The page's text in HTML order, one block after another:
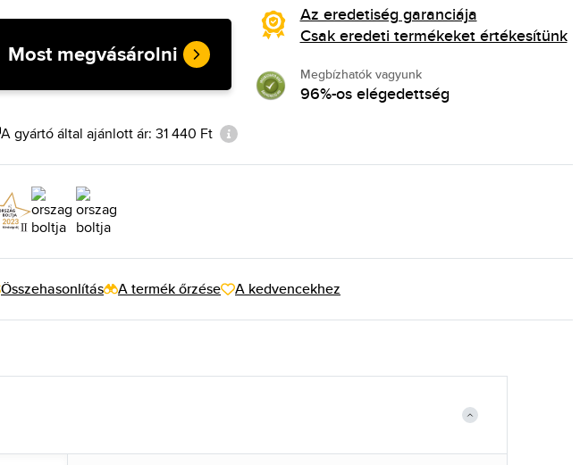
Most megvásárolni
Az eredetiség garanciája
Csak eredeti termékeket értékesítünk
Megbízhatók vagyunk
96%-os elégedettség
A gyártó által ajánlott ár: 31 440 Ft
Összehasonlítás A termék őrzése A kedvencekhez